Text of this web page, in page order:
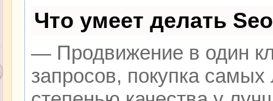
Что умеет делать
— Продвижение в один
запросов, покупка